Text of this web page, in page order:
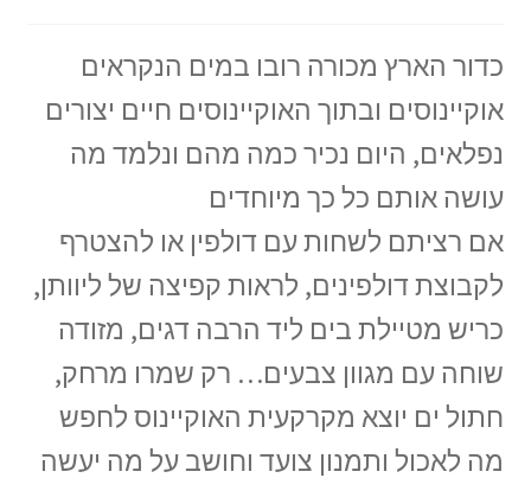
כדור הארץ מכורה רובו במים הנקראים
אוקיינוסים ובתוך האוקיינוסים חיים יצורים
נפלאים, היום נכיר כמה מהם ונלמד מה
עושה אותם כל כך מיוחדים
אם רציתם לשחות עם דולפין או להצטרף
לקבוצת דולפינים, לראות קפיצה של ליוותן,
כריש מטיילת בים ליד הרבה דגים, מזודה
שוחה עם מגוון צבעים… רק שמרו מרחק,
חתול ים יוצא מקרקעית האוקיינוס לחפש
מה לאכול ותמנון צועד וחושב על מה יעשה